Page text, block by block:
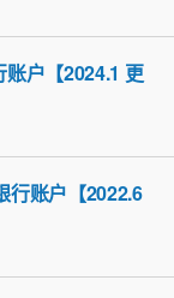
户【2024.1 更
账户【2022.6